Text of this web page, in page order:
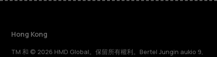
Hong Kong
TM 和 © 2026 HMD Global。保留所有權利。Bertel Jungin aukio 9,